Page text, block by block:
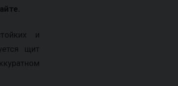
и
щит